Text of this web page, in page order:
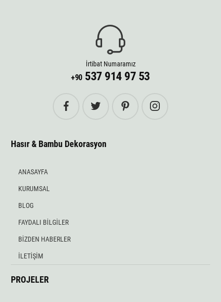
İrtibat Numaramız
+90537 914 97 53
Hasır & Bambu Dekorasyon
ANASAYFA
KURUMSAL
BLOG
FAYDALI BİLGİLER
BİZDEN HABERLER
İLETİŞİM
PROJELER